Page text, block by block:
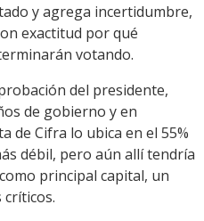
y agrega incertidumbre,
exactitud por qué
votando.
del presidente,
de gobierno y en
de Cifra lo ubica en el 55%
débil, pero aún allí tendría
principal capital, un